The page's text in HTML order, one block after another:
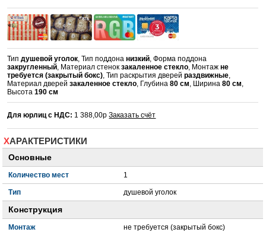
Типдушевой уголок, Тип поддонанизкий, Форма поддона
закругленный, Материал стенокзакаленное стекло, Монтажне
требуется (закрытый бокс), Тип раскрытия дверейраздвижные,
Материал дверейзакаленное стекло, Глубина80 см, Ширина80 см,
Высота190 см
Для юрлиц с НДС: 1 388,00рЗаказать счёт
ХАРАКТЕРИСТИКИ
Основные
Количество мест 1
Тип душевой уголок
Конструкция
Монтаж не требуется (закрытый бокс)